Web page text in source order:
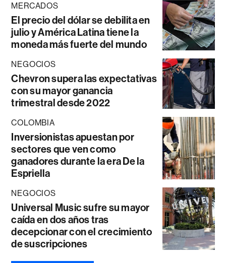
MERCADOS
El precio del dólar se debilita en
julio y América Latina tiene la
moneda más fuerte del mundo
NEGOCIOS
Chevron supera las expectativas
con su mayor ganancia
trimestral desde 2022
COLOMBIA
Inversionistas apuestan por
sectores que ven como
ganadores durante la era De la
Espriella
NEGOCIOS
Universal Music sufre su mayor
caída en dos años tras
decepcionar con el crecimiento
de suscripciones